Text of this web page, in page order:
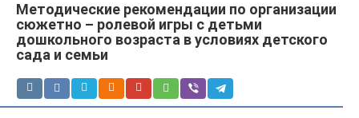
Методические рекомендации по организации
сюжетно – ролевой игры с детьми
дошкольного возраста в условиях детского
сада и семьи